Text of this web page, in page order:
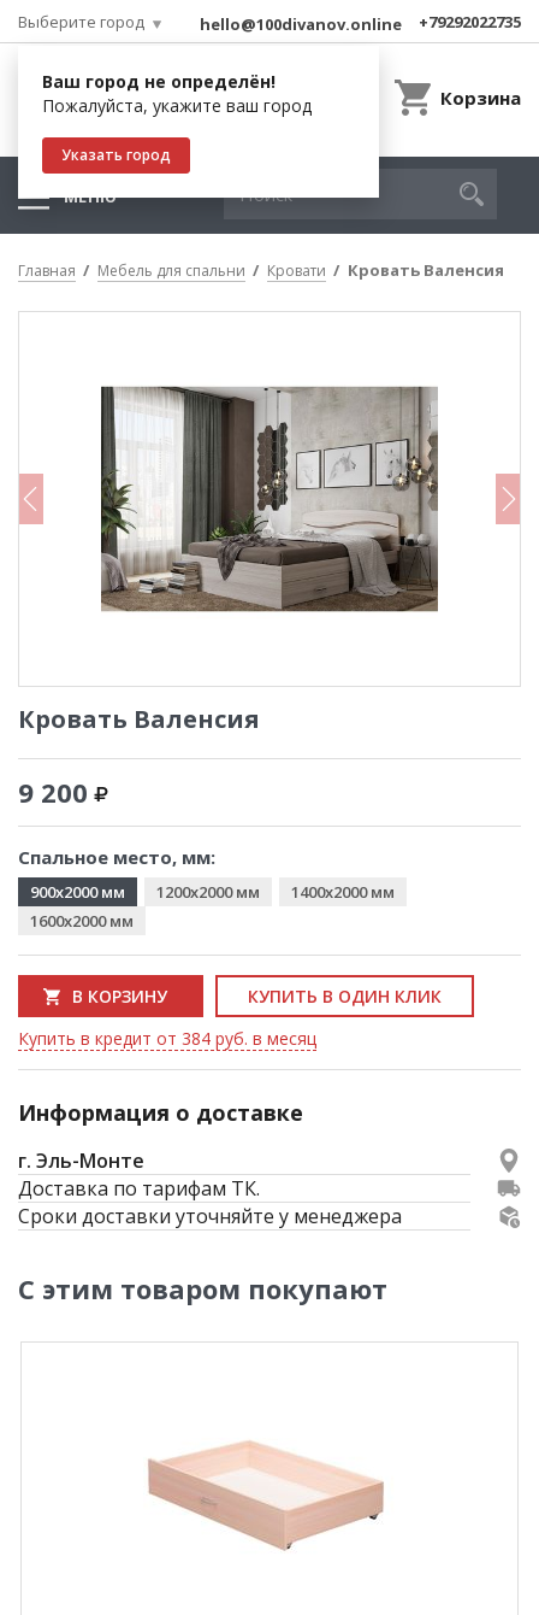
Выберите город
Ваш город не определён!
Пожалуйста, укажите ваш город
Указать город
hello@100divanov.online +79292022735
Корзина
МЕНЮ
Главная Мебель для спальни Кровати Кровать Валенсия
Кровать Валенсия
9 200
Спальное место, мм:
900x2000 мм 1200x2000 мм
1400x2000 мм
1600x2000 мм
В КОРЗИНУ
КУПИТЬ В ОДИН КЛИК
Купить в кредит от 384 руб. в месяц
Информация о доставке
г. Эль-Монте
Доставка по тарифам ТК.
Сроки доставки уточняйте у менеджера
С этим товаром покупают